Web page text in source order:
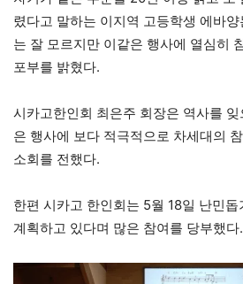
렸다고 말하는 이지역 고등학생 에바
는 잘 모르지만 이같은 행사에 열심히
포부를 밝혔다.
시카고한인회 최은주 회장은 역사를
은 행사에 보다 적극적으로 차세대의
소회를 전했다.
한편 시카고 한인회는 5월 18일 난민
계획하고 있다며 많은 참여를 당부했다.